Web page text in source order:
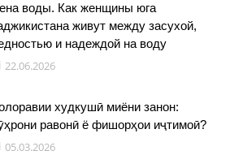
воды. Как женщины юга
живут между засухой,
и надеждой на воду
22.06.2026
худкушӣ миёни занон:
равонӣ ё фишорҳои иҷтимоӣ?
05.03.2026